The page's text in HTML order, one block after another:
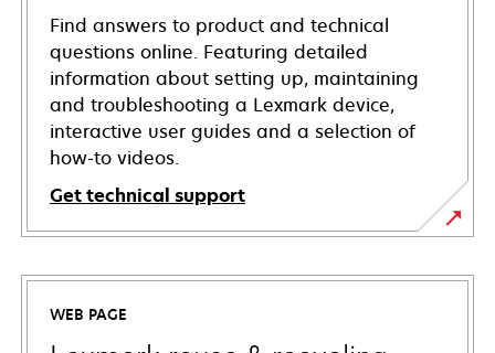
Find answers to product and technical
questions online. Featuring detailed
information about setting up, maintaining
and troubleshooting a Lexmark device,
interactive user guides and a selection of
how-to videos.
Get technical support
opens
in
newWEB PAGE